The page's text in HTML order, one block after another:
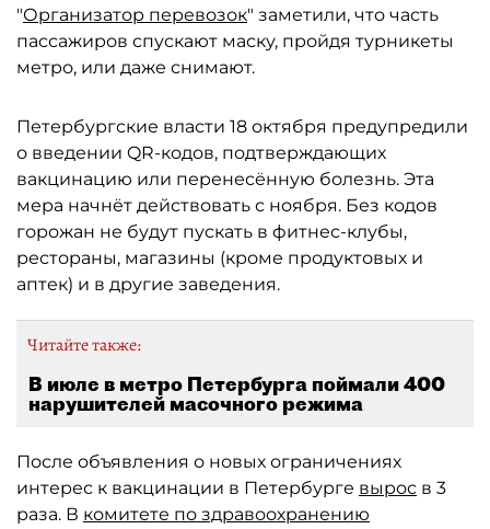
"Организатор перевозок" заметили, что часть
пассажиров спускают маску, пройдя турникеты
метро, или даже снимают.
Петербургские власти 18 октября предупредили
о введении QR-кодов, подтверждающих
вакцинацию или перенесённую болезнь. Эта
мера начнёт действовать с ноября. Без кодов
горожан не будут пускать в фитнес-клубы,
рестораны, магазины (кроме продуктовых и
аптек) и в другие заведения.
Читайте также:
В июле в метро Петербурга поймали 400
нарушителей масочного режима
После объявления о новых ограничениях
интерес к вакцинации в Петербурге вырос в 3
раза. В комитете по здравоохранению